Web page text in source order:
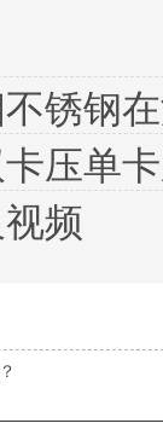
锈钢
单卡压
频